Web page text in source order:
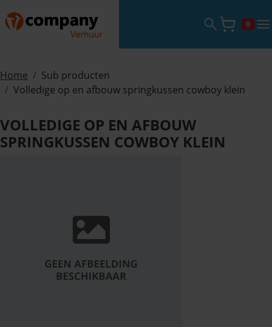
Zoekveld0
Home
Sub producten
Volledige op en afbouw springkussen cowboy klein
VOLLEDIGE OP EN AFBOUW
SPRINGKUSSEN COWBOY KLEIN